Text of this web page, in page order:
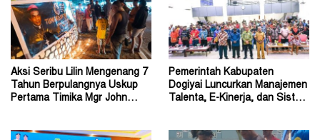
Aksi Seribu Lilin Mengenang 7
Tahun Berpulangnya Uskup
Pertama Timika Mgr John
Pemerintah Kabupaten
Dogiyai Luncurkan Manajemen
Talenta, E-Kinerja, dan Sistem